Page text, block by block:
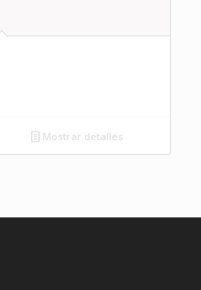
Mostrar detalles